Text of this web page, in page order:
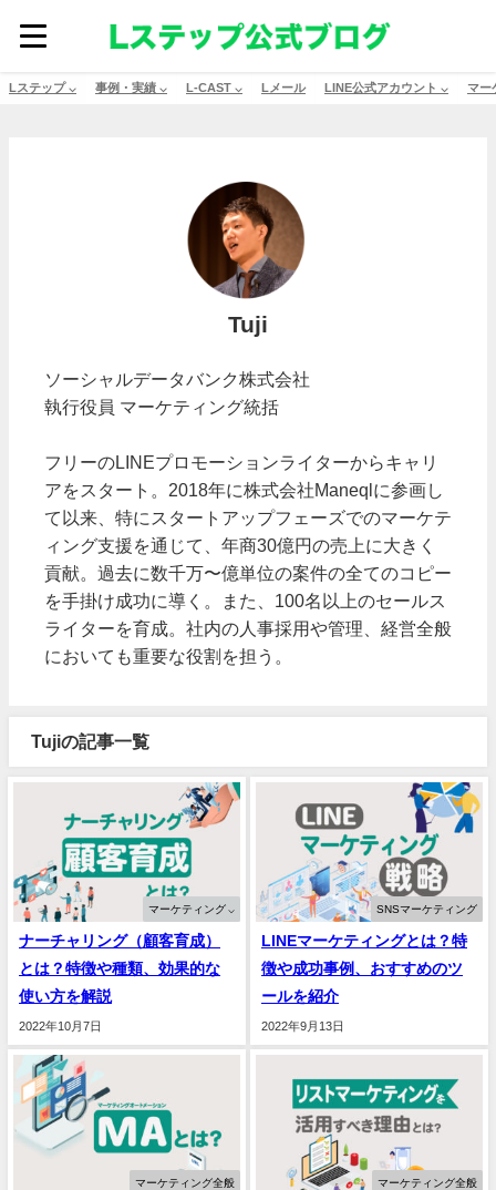
Lステップ ⌵ 事例・実績 ⌵ L-CAST ⌵ Lメール LINE公式アカウント ⌵ マー
Tuji
ソーシャルデータバンク株式会社
執行役員 マーケティング統括
フリーのLINEプロモーションライターからキャリ
アをスタート。2018年に株式会社Maneqlに参画し
て以来、特にスタートアップフェーズでのマーケテ
ィング支援を通じて、年商30億円の売上に大きく
貢献。過去に数千万〜億単位の案件の全てのコピー
を手掛け成功に導く。また、100名以上のセールス
ライターを育成。社内の人事採用や管理、経営全般
においても重要な役割を担う。
Tujiの記事一覧
マーケティング ⌵
ナーチャリング（顧客育成）
とは？特徴や種類、効果的な
使い方を解説
2022年10月7日
SNSマーケティング
LINEマーケティングとは？特
徴や成功事例、おすすめのツ
ールを紹介
2022年9月13日
マーケティング全般 マーケティング全般